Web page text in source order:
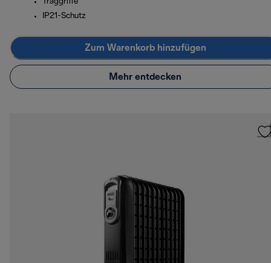
Traggriffe
IP21-Schutz
Zum Warenkorb hinzufügen
Mehr entdecken